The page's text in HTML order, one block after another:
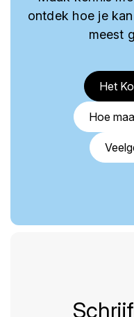
ontdek hoe je
meest
Het
Hoe